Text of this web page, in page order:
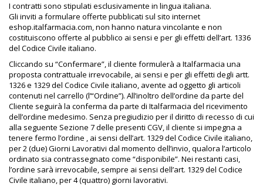
I contratti sono stipulati esclusivamente in lingua italiana.
Gli inviti a formulare offerte pubblicati sul sito internet
eshop.italfarmacia.com, non hanno natura vincolante e non
costituiscono offerte al pubblico ai sensi e per gli effetti dell’art. 1336
del Codice Civile italiano.
Cliccando su “Confermare”, il cliente formulerà a Italfarmacia una
proposta contrattuale irrevocabile, ai sensi e per gli effetti degli artt.
1326 e 1329 del Codice Civile italiano, avente ad oggetto gli articoli
contenuti nel carrello (l’“Ordine”). All’inoltro dell’ordine da parte del
Cliente seguirà la conferma da parte di Italfarmacia del ricevimento
dell’ordine medesimo. Senza pregiudizio per il diritto di recesso di cui
alla seguente Sezione 7 delle presenti CGV, il cliente si impegna a
tenere fermo l’ordine , ai sensi dell’art. 1329 del Codice Civile italiano,
per 2 (due) Giorni Lavorativi dal momento dell’invio, qualora l’articolo
ordinato sia contrassegnato come “disponibile”. Nei restanti casi,
l’ordine sarà irrevocabile, sempre ai sensi dell’art. 1329 del Codice
Civile italiano, per 4 (quattro) giorni lavorativi.